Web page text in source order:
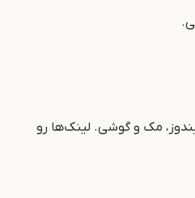
مک و گوشی. لینک‌ها رو